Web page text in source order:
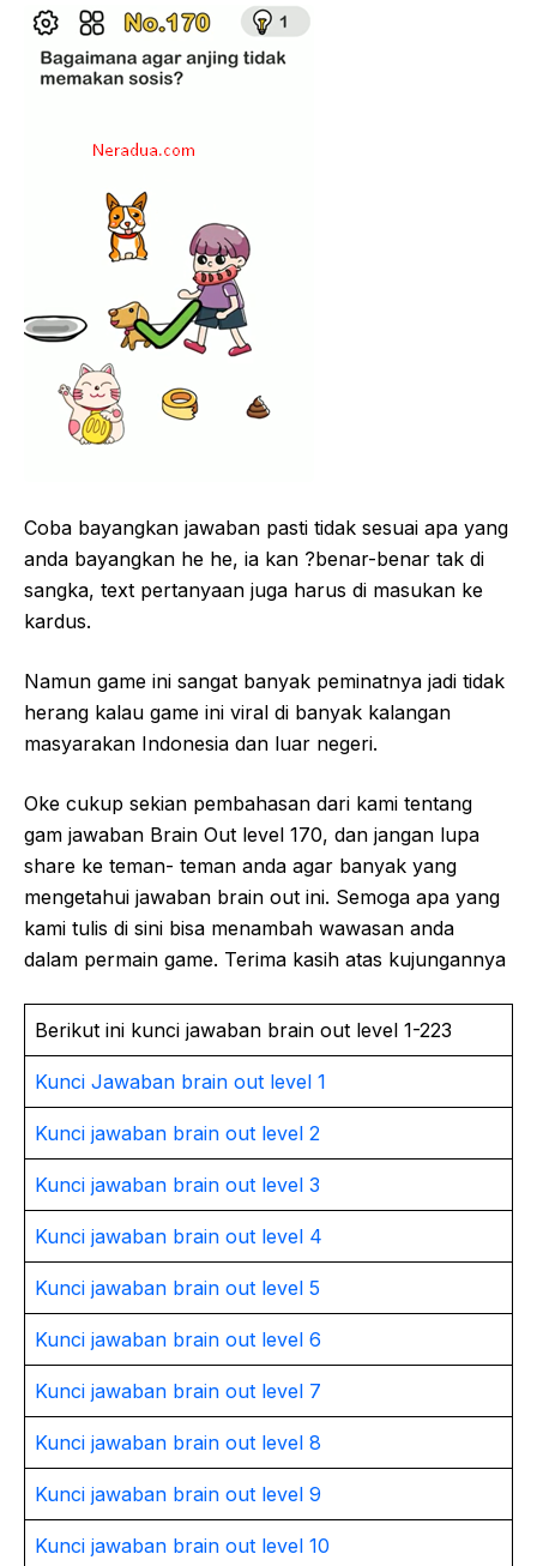
Coba bayangkan jawaban pasti tidak sesuai apa yang
anda bayangkan he he, ia kan ?benar-benar tak di
sangka, text pertanyaan juga harus di masukan ke
kardus.
Namun game ini sangat banyak peminatnya jadi tidak
herang kalau game ini viral di banyak kalangan
masyarakan Indonesia dan luar negeri.
Oke cukup sekian pembahasan dari kami tentang
gam jawaban Brain Out level 170, dan jangan lupa
share ke teman- teman anda agar banyak yang
mengetahui jawaban brain out ini. Semoga apa yang
kami tulis di sini bisa menambah wawasan anda
dalam permain game. Terima kasih atas kujungannya
Berikut ini kunci jawaban brain out level 1-223
Kunci Jawaban brain out level 1
Kunci jawaban brain out level 2
Kunci jawaban brain out level 3
Kunci jawaban brain out level 4
Kunci jawaban brain out level 5
Kunci jawaban brain out level 6
Kunci jawaban brain out level 7
Kunci jawaban brain out level 8
Kunci jawaban brain out level 9
Kunci jawaban brain out level 10